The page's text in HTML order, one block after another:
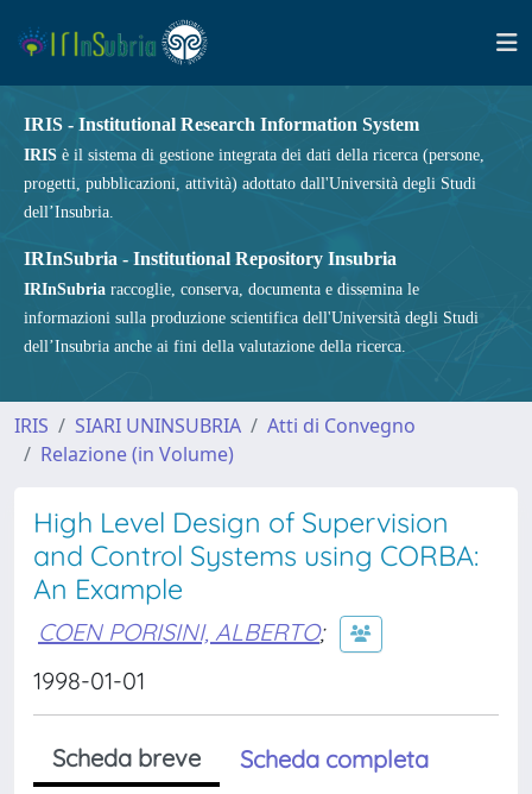
IRIS - Institutional Research Information System
IRIS è il sistema di gestione integrata dei dati della ricerca (persone,
progetti, pubblicazioni, attività) adottato dall'Università degli Studi
dell’Insubria.
IRInSubria - Institutional Repository Insubria
IRInSubria raccoglie, conserva, documenta e dissemina le
informazioni sulla produzione scientifica dell'Università degli Studi
dell’Insubria anche ai fini della valutazione della ricerca.
IRIS SIARI UNINSUBRIA
Atti di Convegno
Relazione (in Volume)
High Level Design of Supervision
and Control Systems using CORBA:
An Example
COEN PORISINI, ALBERTO;
1998-01-01
Scheda breve
Scheda completa